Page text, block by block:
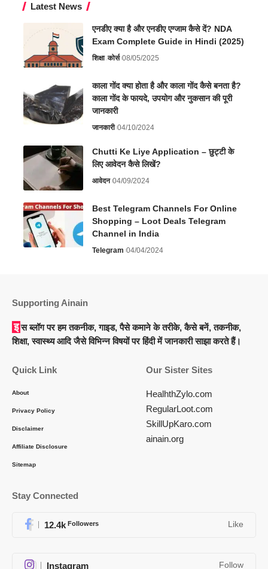
Latest News
एनडीए क्या है और एनडीए एग्जाम कैसे दें? NDA
Exam Complete Guide in Hindi (2025)
शिक्षा कोर्स 08/05/2025
काला गोंद क्या होता है और काला गोंद कैसे बनता है?
काला गोंद के फायदे, उपयोग और नुकसान की पूरी
जानकारी
जानकारी 04/10/2024
Chutti Ke Liye Application – छुट्टी के
लिए आवेदन कैसे लिखें?
आवेदन 04/09/2024
Best Telegram Channels For Online
Shopping – Loot Deals Telegram
Channel in India
Telegram 04/04/2024
Supporting Ainain
इस ब्लॉग पर हम तकनीक, गाइड, पैसे कमाने के तरीके, कैसे बनें, तकनीक,
शिक्षा, स्वास्थ्य आदि जैसे विभिन्न विषयों पर हिंदी में जानकारी साझा करते हैं।
Quick Link
About
Privacy Policy
Disclaimer
Affiliate Disclosure
Sitemap
Our Sister Sites
HealhthZylo.com
RegularLoot.com
SkillUpKaro.com
ainain.org
Stay Connected
12.4k Followers Like
Instagram Follow